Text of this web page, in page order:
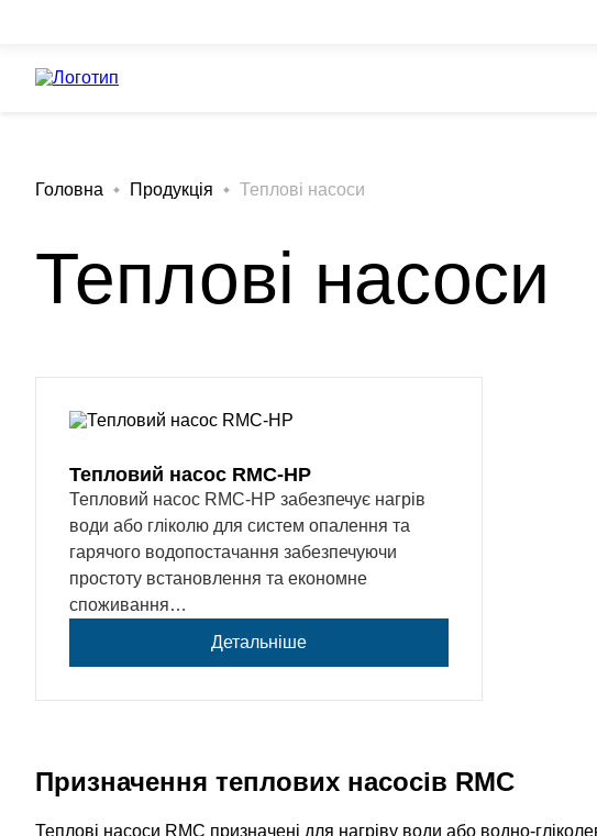
Головна Продукція Теплові насоси
Теплові насоси
Тепловий насос RMC-HP
Тепловий насос RMC-HP забезпечує нагрів
води або гліколю для систем опалення та
гарячого водопостачання забезпечуючи
простоту встановлення та економне
споживання…
Детальніше
Призначення теплових насосів RMC
Теплові насоси RMC призначені для нагріву води або водно-